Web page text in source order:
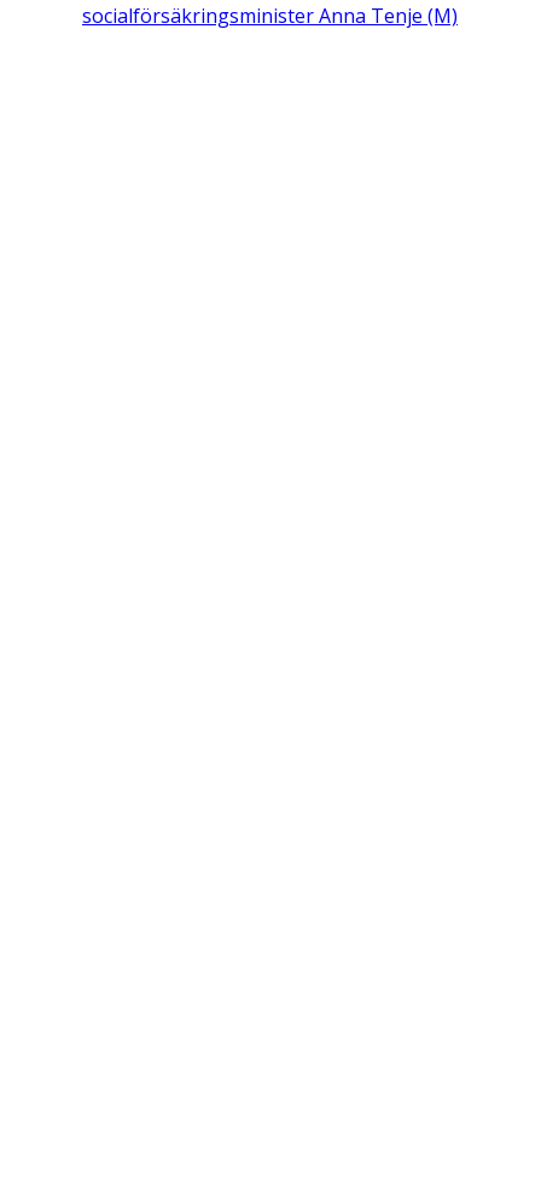
socialförsäkringsminister Anna Tenje (M)